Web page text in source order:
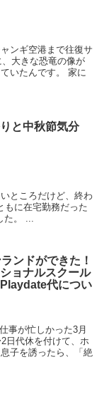
ンギ空港まで往復サ
大きな恐竜の像が
いたんです。 家に
と中秋節気分
ところだけど、終わ
もに在宅勤務だった
。 ...
ンドができた！
ョナルスクール
代につい
事が忙しかった3月
日代休を付けて、ホ
子を誘ったら、「絶